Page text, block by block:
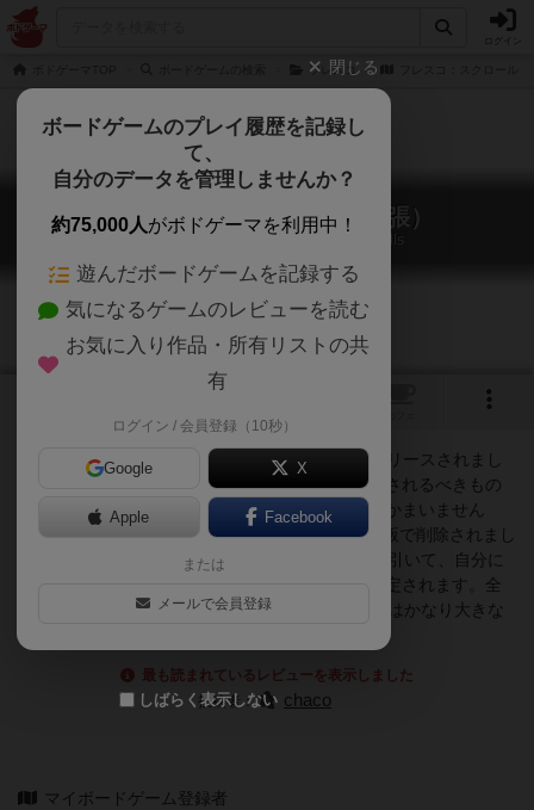
フレスコ
フレスコ：スクロール（拡張）
Fresco: Expansion Module 7 – The Scrolls
拡張の７である「The Scrolls」だけは単独でリリースされまし
た。『フレスコ』の拡張は基本的に、単独で採用されるべきもの
ですが、この拡張７だけは他の拡張と併用してもかまいません
【註；このような制限は2014年に出版された第2版で削除されまし
た】。プレイヤーは縦横1列分ずつのタイル2枚を引いて、自分に
とって優先的に修復すべきグリッドが９マス分決定されます。全
部修復できればボーナス30点になるので、その差はかなり大きな
最も読まれているレビューを表示しました
投稿者：
chaco
マイボードゲーム登録者
閉じる
ボードゲームのプレイ履歴を記録し
て、
自分のデータを管理しませんか？
約75,000人がボドゲーマを利用中！
遊んだボードゲームを記録する
気になるゲームのレビューを読む
お気に入り作品・所有リストの共
有
ログイン / 会員登録（10秒）
Google X
Apple Facebook
または
メールで会員登録
しばらく表示しない